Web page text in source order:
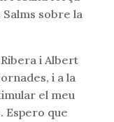
Salms sobre la
i Albert
i a la
el meu
Espero que